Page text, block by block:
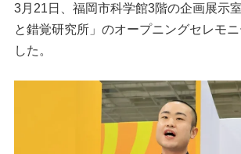
3月21日、福岡市科学館3階の企画展示
と錯覚研究所」のオープニングセレモ
した。